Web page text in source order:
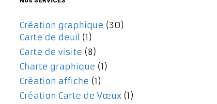
Création graphique (30)
Carte de deuil (1)
Carte de visite (8)
Charte graphique (1)
Création affiche (1)
Création Carte de Vœux (1)